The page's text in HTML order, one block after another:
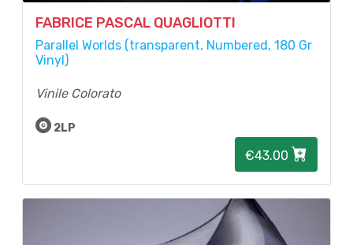
FABRICE PASCAL QUAGLIOTTI
Parallel Worlds (transparent, Numbered, 180 Gr
Vinyl)
Vinile Colorato
2LP
€43.00